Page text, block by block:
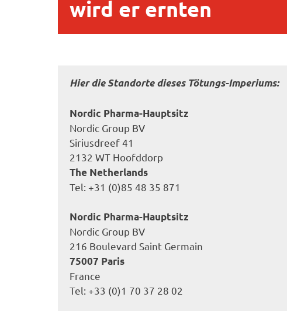
wird er ernten
Hier die Standorte dieses Tötungs-Imperiums:
Nordic Pharma-Hauptsitz
Nordic Group BV
Siriusdreef 41
2132 WT Hoofddorp
The Netherlands
Tel: +31 (0)85 48 35 871
Nordic Pharma-Hauptsitz
Nordic Group BV
216 Boulevard Saint Germain
75007 Paris
France
Tel: +33 (0)1 70 37 28 02